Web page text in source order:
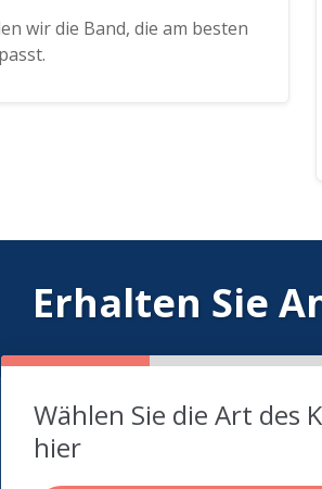
wir die Band, die am besten
Erhalten Sie
Wählen Sie die Art des
hier